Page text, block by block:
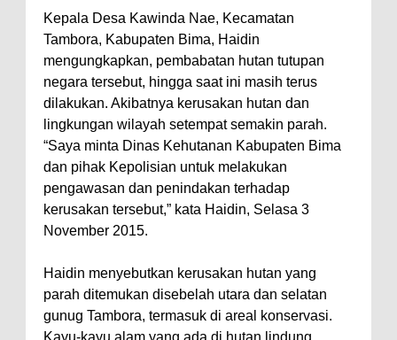
Silaturahmi dengan Masyarakat
Antusiasnya Warga dan Polisi
Nobar Bareng Laga Prancis vs
Spanyol di Mapolres Bima
Wali Kota Bima Tinjau Finalisasi
Pembangunan RSUD Kota Bima,
Pastikan Pemindahan Layanan
Berjalan Bertahap
Polres Bima Bantu Warga Padolo
Atasi Krisis Air Bersih
Wali Kota Bima Tinjau Rumah
Kepala Desa Kawinda Nae, Kecamatan
Tambora, Kabupaten Bima, Haidin
mengungkapkan, pembabatan hutan tutupan
negara tersebut, hingga saat ini masih terus
dilakukan. Akibatnya kerusakan hutan dan
lingkungan wilayah setempat semakin parah.
“Saya minta Dinas Kehutanan Kabupaten Bima
dan pihak Kepolisian untuk melakukan
pengawasan dan penindakan terhadap
kerusakan tersebut,” kata Haidin, Selasa 3
November 2015.
Haidin menyebutkan kerusakan hutan yang
parah ditemukan disebelah utara dan selatan
gunug Tambora, termasuk di areal konservasi.
Kayu-kayu alam yang ada di hutan lindung